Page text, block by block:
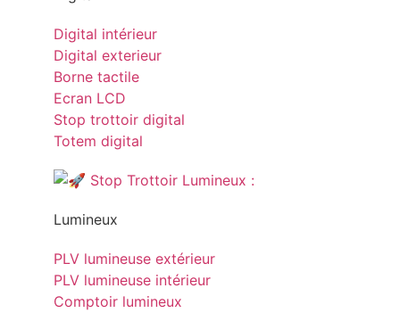
Digital intérieur
Digital exterieur
Borne tactile
Ecran LCD
Stop trottoir digital
Totem digital
Lumineux
PLV lumineuse extérieur
PLV lumineuse intérieur
Comptoir lumineux